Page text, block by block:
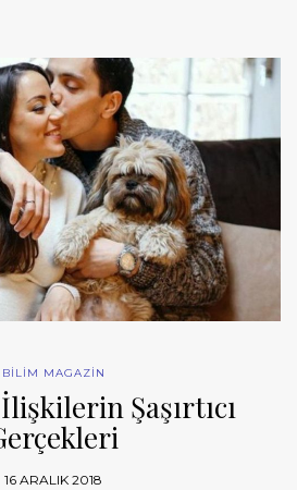
BİLİM MAGAZİN
Şaşırtıcı
16 ARALIK 2018